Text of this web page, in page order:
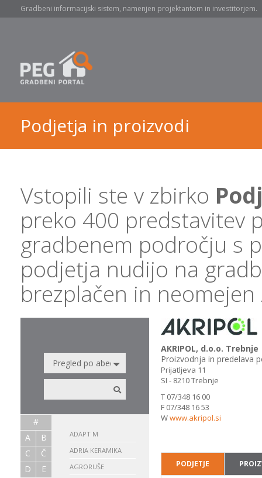
Gradbeni informacijski sistem, namenjen projektantom in investitorjem.
Podjetja in proizvodi
Vstopili ste v zbirko
preko 400 predstavitev
gradbenem področju s
podjetja nudijo na
brezplačen in
#
A
B
C
Č
D
E
ADAPT M
ADRIA KERAMIKA
AGRORUŠE
AKRIPOL, d.o.o. Trebnje
Proizvodnja in predelava
Prijatljeva 11
SI - 8210 Trebnje
T 07/348 16 00
F 07/348 16 53
Wwww.akripol.si
PODJETJE